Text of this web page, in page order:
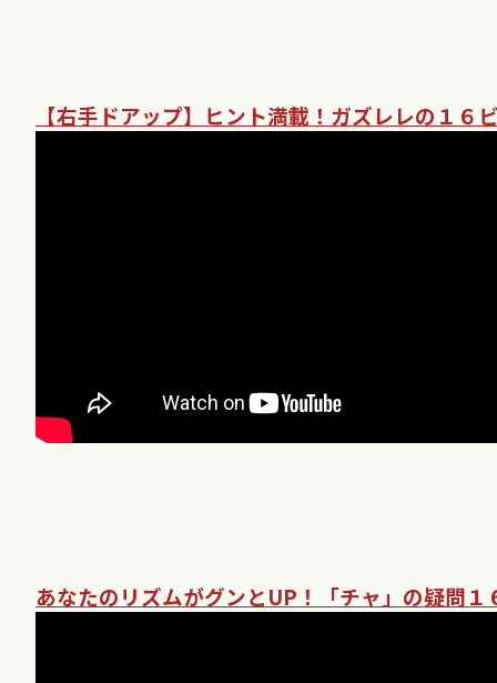
【右手ドアップ】ヒント満載！ガズレレの１６
あなたのリズムがグンとUP！「チャ」の疑問１